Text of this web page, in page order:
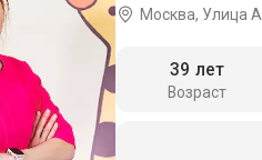
Москва, Улица
Возраст
39 лет